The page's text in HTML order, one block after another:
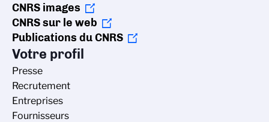
CNRS images
CNRS sur le web
Publications du CNRS
Votre profil
Presse
Recrutement
Entreprises
Fournisseurs